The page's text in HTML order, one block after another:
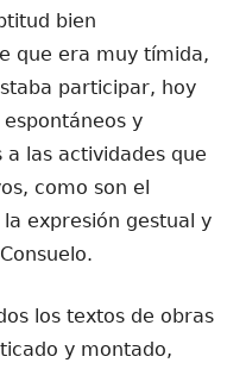
bien
que era muy tímida,
participar, hoy
y
las actividades que
como son el
expresión gestual y
los textos de obras
y montado,